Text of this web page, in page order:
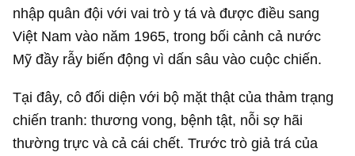
nhập quân đội với vai trò y tá và được điều sang
Việt Nam vào năm 1965, trong bối cảnh cả nước
Mỹ đầy rẫy biến động vì dấn sâu vào cuộc chiến.
Tại đây, cô đối diện với bộ mặt thật của thảm trạng
chiến tranh: thương vong, bệnh tật, nỗi sợ hãi
thường trực và cả cái chết. Trước trò giả trá của